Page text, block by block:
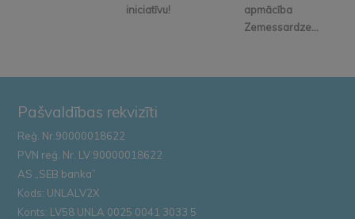
iniciatīvu!
apmācība
Zemessardze...
Pašvaldības rekvizīti
Reģ. Nr.90000018622
PVN reģ. Nr. LV 90000018622
AS „SEB banka”
Kods: UNLALV2X
Konts: LV58 UNLA 0025 0041 3033 5